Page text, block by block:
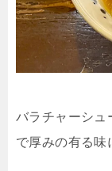
バラチャーシュ
で厚みの有る味